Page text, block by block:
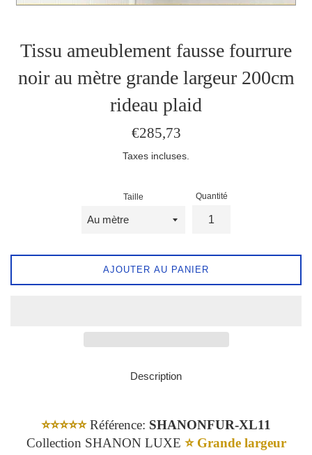
Tissu ameublement fausse fourrure
noir au mètre grande largeur 200cm
rideau plaid
Prix
€285,73
Taxes incluses.
Taille Quantité
AJOUTER AU PANIER
Description
⭐️⭐️⭐️⭐️⭐️ Référence: SHANONFUR-XL11
Collection SHANON LUXE ⭐️ Grande largeur